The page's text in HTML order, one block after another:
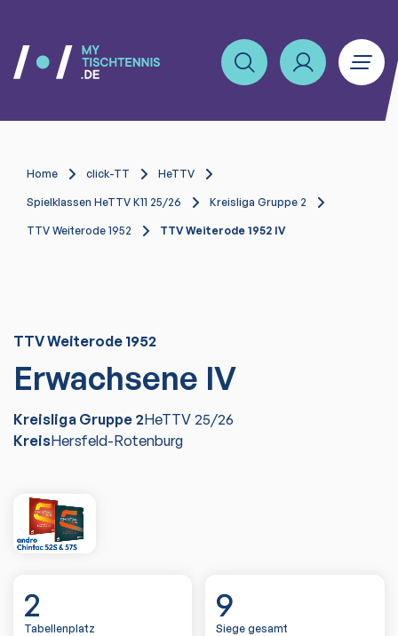
Home click-TT HeTTV
Spielklassen HeTTV K11 25/26 Kreisliga Gruppe 2
TTV Weiterode 1952 TTV Weiterode 1952 IV
TTV Weiterode 1952
Erwachsene IV
Kreisliga Gruppe 2HeTTV 25/26
KreisHersfeld-Rotenburg
2
Tabellenplatz
9
Siege gesamt